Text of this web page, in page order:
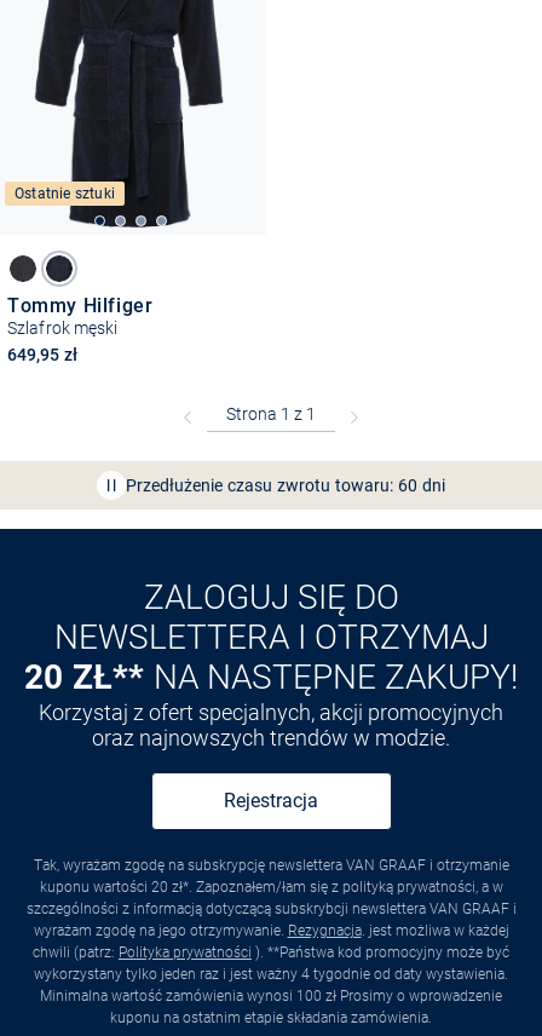
Ostatnie sztuki
Tommy Hilfiger
Szlafrok męski
649,95 zł
Bezpłatna dostawa z Friends
Przedłużenie czasu zwrotu towaru: 60 dni
Odkryj aplikację VANGRAAF
ZALOGUJ SIĘ DO
NEWSLETTERA I OTRZYMAJ
20 ZŁ** NA NASTĘPNE ZAKUPY!
Korzystaj z ofert specjalnych, akcji promocyjnych
oraz najnowszych trendów w modzie.
Rejestracja
Tak, wyrażam zgodę na subskrypcję newslettera VAN GRAAF i otrzymanie
kuponu wartości 20 zł*. Zapoznałem/łam się z polityką prywatności, a w
szczególności z informacją dotyczącą subskrybcji newslettera VAN GRAAF i
wyrażam zgodę na jego otrzymywanie. Rezygnacja. jest możliwa w każdej
chwili (patrz: Polityka prywatności ). **Państwa kod promocyjny może być
wykorzystany tylko jeden raz i jest ważny 4 tygodnie od daty wystawienia.
Minimalna wartość zamówienia wynosi 100 zł Prosimy o wprowadzenie
kuponu na ostatnim etapie składania zamówienia.